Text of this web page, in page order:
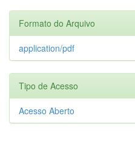
Formato do Arquivo
application/pdf
Tipo de Acesso
Acesso Aberto